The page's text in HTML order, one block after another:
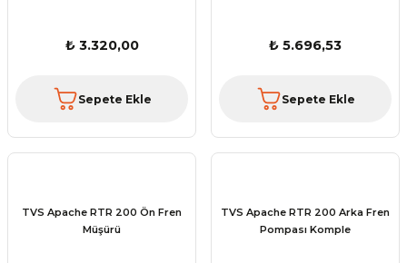
₺ 3.320,00
Sepete Ekle
₺ 5.696,53
Sepete Ekle
TVS Apache RTR 200 Ön Fren
Müşürü
TVS Apache RTR 200 Arka Fren
Pompası Komple